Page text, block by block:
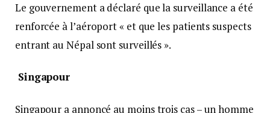
Le gouvernement a déclaré que la surveillance a été
renforcée à l’aéroport « et que les patients suspects
entrant au Népal sont surveillés ».
Singapour
Singapour a annoncé au moins trois cas – un homme